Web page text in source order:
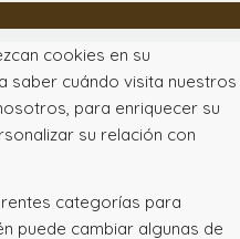
cookies en su
saber cuándo visita nuestros
para enriquecer su
su relación con
categorías para
puede cambiar algunas de